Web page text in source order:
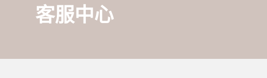
客服中心